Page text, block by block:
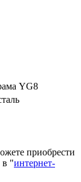
YG8
приобрести
в "интернет-